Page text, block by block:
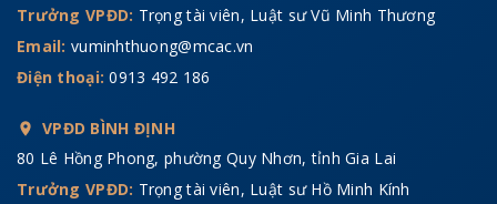
Trưởng VPĐD: Trọng tài viên, Luật sư Vũ Minh Thương
Email: vuminhthuong@mcac.vn
Điện thoại:0913 492 186
VPĐD BÌNH ĐỊNH
80 Lê Hồng Phong, phường Quy Nhơn, tỉnh Gia Lai
Trưởng VPĐD: Trọng tài viên, Luật sư Hồ Minh Kính